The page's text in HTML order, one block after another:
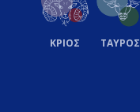
ΚΡΙΟΣ ΤΑΥΡΟΣ